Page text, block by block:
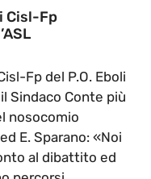
Cisl-Fp
Fp del P.O. Eboli
Sindaco Conte più
nosocomio
E. Sparano: «Noi
al dibattito ed